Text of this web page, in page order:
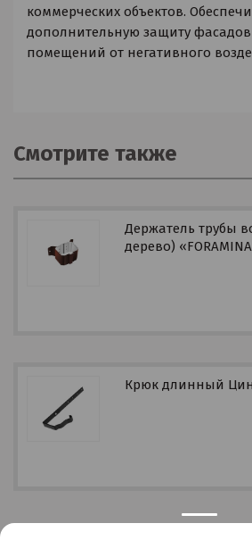
коммерческих объектов.
дополнительную защиту
помещений от негативного
Смотрите также
Держатель трубы
дерево)
Крюк длинный